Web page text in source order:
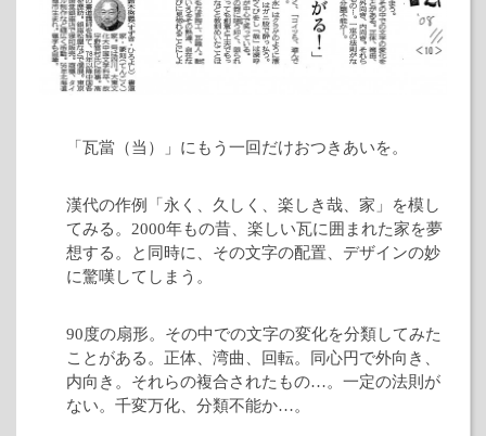
「瓦當（当）」にもう一回だけおつきあいを。
漢代の作例「永く、久しく、楽しき哉、家」を模し
てみる。2000年もの昔、楽しい瓦に囲まれた家を夢
想する。と同時に、その文字の配置、デザインの妙
に驚嘆してしまう。
90度の扇形。その中での文字の変化を分類してみた
ことがある。正体、湾曲、回転。同心円で外向き、
内向き。それらの複合されたもの…。一定の法則が
ない。千変万化、分類不能か…。